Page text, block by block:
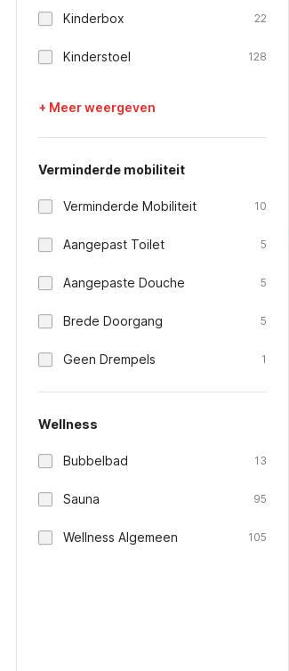
Kinderbox 22
Kinderstoel 128
+ Meer weergeven
Verminderde mobiliteit
Verminderde Mobiliteit 10
Aangepast Toilet 5
Aangepaste Douche 5
Brede Doorgang 5
Geen Drempels 1
Wellness
Bubbelbad 13
Sauna 95
Wellness Algemeen 105